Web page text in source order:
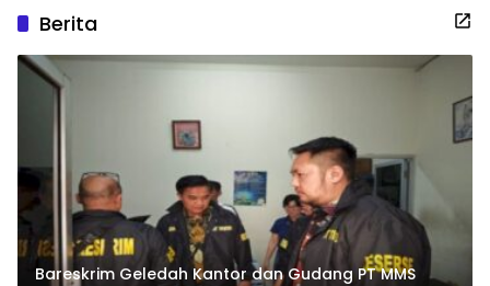
Berita
Bareskrim Geledah Kantor dan Gudang PT MMS